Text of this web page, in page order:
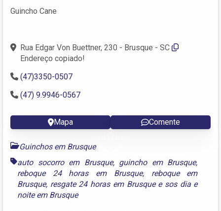
Guincho Cane
Rua Edgar Von Buettner, 230 - Brusque - SC
Endereço copiado!
(47)3350-0507
(47) 9.9946-0567
Mapa Comente
Guinchos em Brusque
auto socorro em Brusque, guincho em Brusque,
reboque 24 horas em Brusque, reboque em
Brusque, resgate 24 horas em Brusquee sos dia e
noite em Brusque